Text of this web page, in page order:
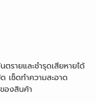
รายและชำรุดเสียหายได้
เช็ดทำความสะอาด
องสินค้า